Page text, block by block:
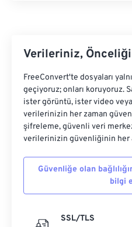
Verileriniz,
FreeConvert'te dosyaları
geçiyoruz; onları koruyoruz.
ister görüntü, ister video
verilerinizin her zaman
şifreleme, güvenli veri
verilerinizin güvenliğinin her
Güvenliğe olan
bilgi
SSL/TLS